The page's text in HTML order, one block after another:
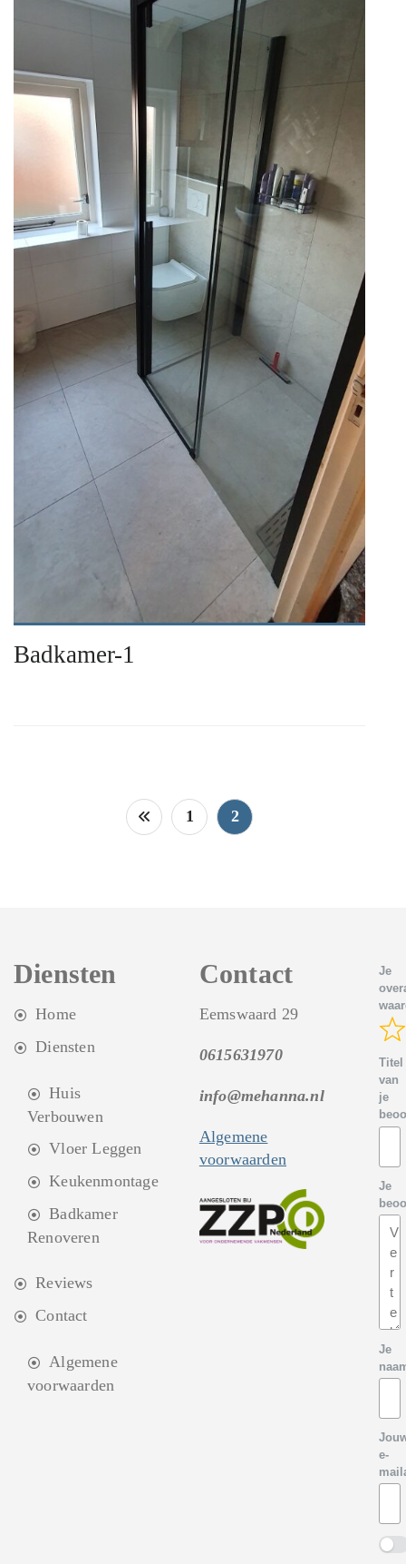
Badkamer-1
1 2
Diensten
Home
Diensten
Huis
Verbouwen
Vloer Leggen
Keukenmontage
Badkamer
Renoveren
Reviews
Contact
Algemene
voorwaarden
Contact
Eemswaard 29
0615631970
info@mehanna.nl
Algemene
voorwaarden
Je
Titel
van
je
Je
Je
e-